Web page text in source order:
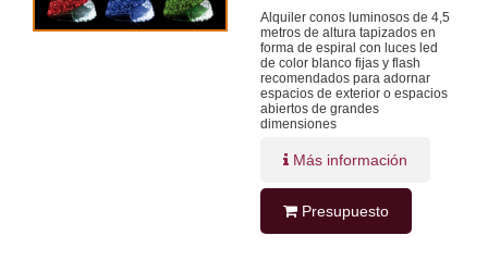
Alquiler conos luminosos de 4,5
metros de altura tapizados en
forma de espiral con luces led
de color blanco fijas y flash
recomendados para adornar
espacios de exterior o espacios
abiertos de grandes
dimensiones
Más información
Presupuesto